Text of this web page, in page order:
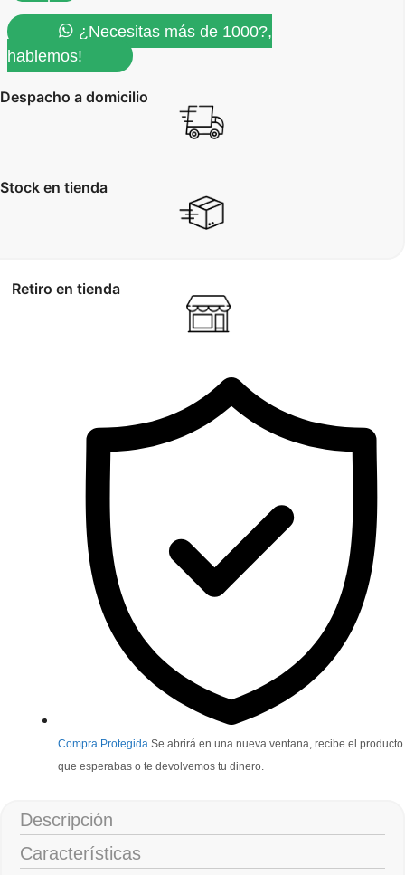
¿Necesitas más de 1000?,
hablemos!
Despacho a domicilio
Stock en tienda
Retiro en tienda
Compra Protegida Se abrirá en una nueva ventana, recibe el producto
que esperabas o te devolvemos tu dinero.
Descripción
Características